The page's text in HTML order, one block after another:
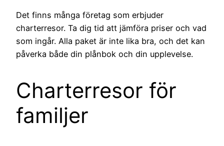
Det finns många företag som erbjuder
charterresor. Ta dig tid att jämföra priser och vad
som ingår. Alla paket är inte lika bra, och det kan
påverka både din plånbok och din upplevelse.
Charterresor för
familjer